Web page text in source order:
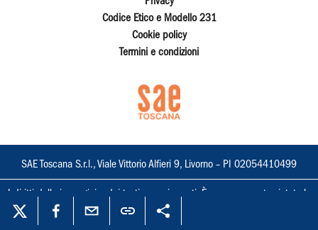
Codice Etico e Modello 231
Cookie policy
Termini e condizioni
SAE Toscana S.r.l., Viale Vittorio Alfieri 9, Livorno – PI 02054410499
I diritti delle immagini e dei testi sono riservati. È espressamente vietata la
loro riproduzione con qualsiasi mezzo e l'adattamento totale o parziale.